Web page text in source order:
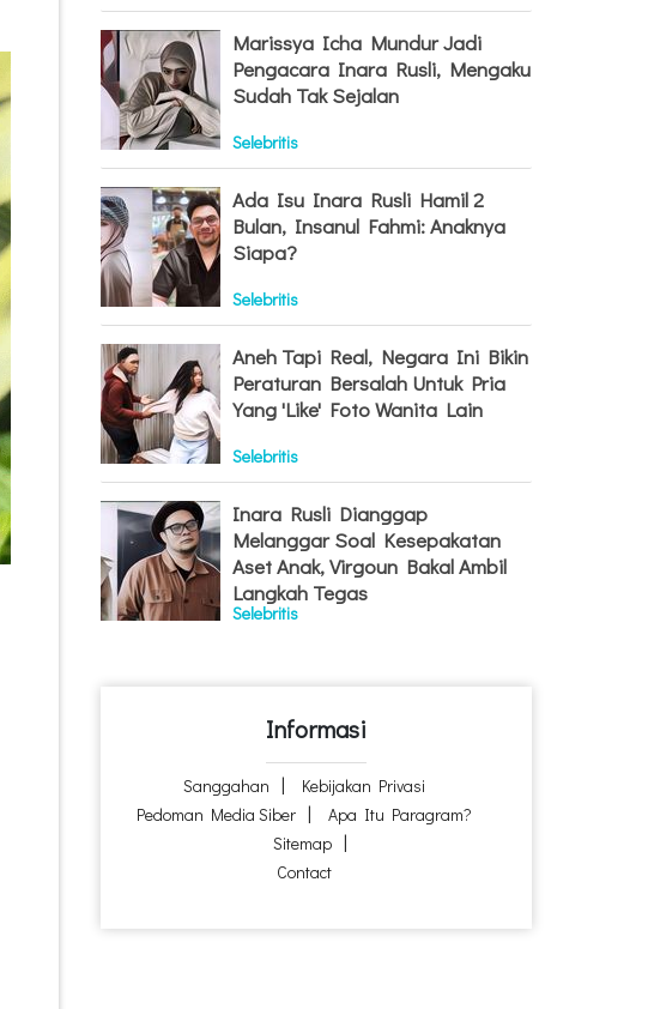
Marissya Icha Mundur Jadi
Pengacara Inara Rusli, Mengaku
Sudah Tak Sejalan
Selebritis
Ada Isu Inara Rusli Hamil 2
Bulan, Insanul Fahmi: Anaknya
Siapa?
Selebritis
Aneh Tapi Real, Negara Ini Bikin
Peraturan Bersalah Untuk Pria
Yang 'Like' Foto Wanita Lain
Selebritis
Inara Rusli Dianggap
Melanggar Soal Kesepakatan
Aset Anak, Virgoun Bakal Ambil
Langkah Tegas
Selebritis
Informasi
Sanggahan
Kebijakan Privasi
Pedoman Media Siber
Apa Itu Paragram?
Sitemap
Contact